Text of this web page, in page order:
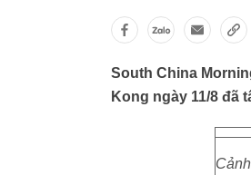
South China
Kong ngày 11/8 đã